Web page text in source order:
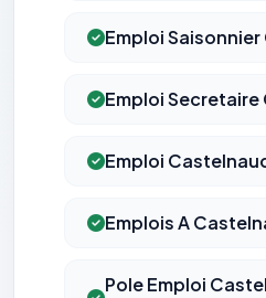
Emploi
Emploi
Emploi
Emplois A
Pole Emploi